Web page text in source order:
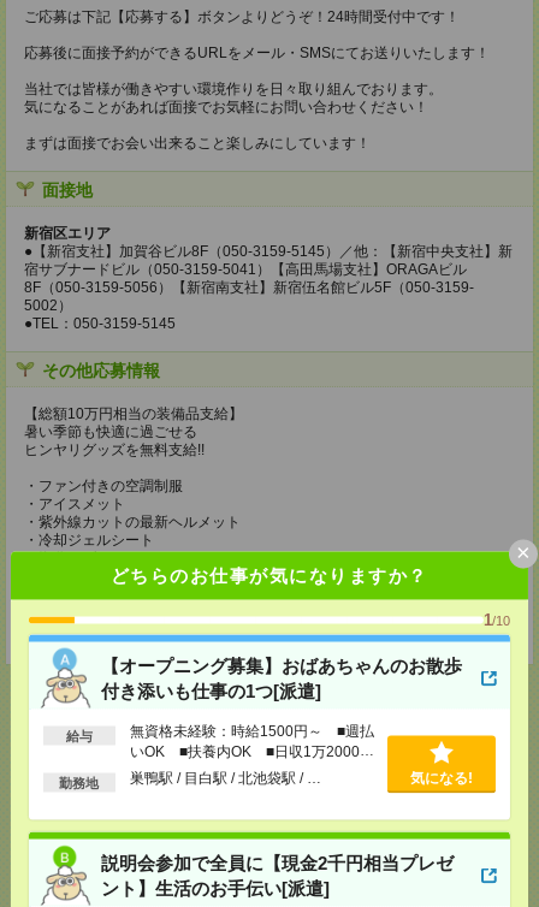
どちらのお仕事が気になりますか？
1/10
【オープニング募集】おばあちゃんのお散歩
付き添いも仕事の1つ[派遣]
給与
無資格未経験：時給1500円～ ■週払
いOK ■扶養内OK ■日収1万2000円
以上
勤務地 巣鴨駅 / 目白駅 / 北池袋駅 / … 気になる!
説明会参加で全員に【現金2千円相当プレゼ
ント】生活のお手伝い[派遣]
×
ご応募は下記【応募する】ボタンよりどうぞ！24時間受付中です！
応募後に面接予約ができるURLをメール・SMSにてお送りいたします！
当社では皆様が働きやすい環境作りを日々取り組んでおります。
気になることがあれば面接でお気軽にお問い合わせください！
まずは面接でお会い出来ること楽しみにしています！
面接地
新宿区エリア
●【新宿支社】加賀谷ビル8F（050-3159-5145）／他：【新宿中央支社】新
宿サブナードビル（050-3159-5041）【高田馬場支社】ORAGAビル
8F（050-3159-5056）【新宿南支社】新宿伍名館ビル5F（050-3159-
5002）
●TEL：050-3159-5145
その他応募情報
【総額10万円相当の装備品支給】
暑い季節も快適に過ごせる
ヒンヤリグッズを無料支給!!
・ファン付きの空調制服
・アイスメット
・紫外線カットの最新ヘルメット
・冷却ジェルシート
・完全防水リュック
・靴下3足
・ドリンク手当（200円/1勤務につき）
応募ページへ
気になる！